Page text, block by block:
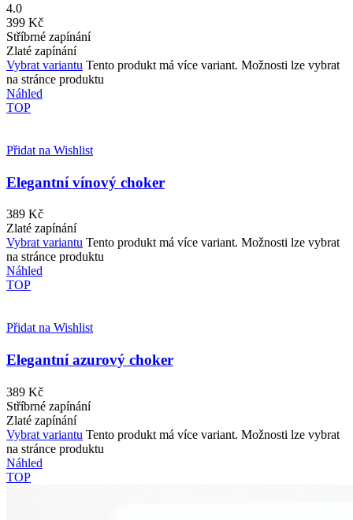
4.0
399 Kč
Stříbrné zapínání
Zlaté zapínání
Vybrat variantu Tento produkt má více variant. Možnosti lze vybrat
na stránce produktu
Náhled
TOP
Přidat na Wishlist
Elegantní vínový choker
389 Kč
Zlaté zapínání
Vybrat variantu Tento produkt má více variant. Možnosti lze vybrat
na stránce produktu
Náhled
TOP
Přidat na Wishlist
Elegantní azurový choker
389 Kč
Stříbrné zapínání
Zlaté zapínání
Vybrat variantu Tento produkt má více variant. Možnosti lze vybrat
na stránce produktu
Náhled
TOP